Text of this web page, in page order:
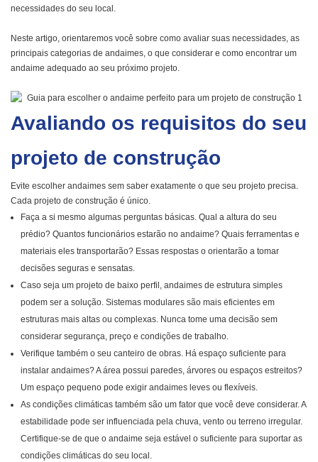
necessidades do seu local.
Neste artigo, orientaremos você sobre como avaliar suas necessidades, as
principais categorias de andaimes, o que considerar e como encontrar um
andaime adequado ao seu próximo projeto.
Avaliando os requisitos do seu
projeto de construção
Evite escolher andaimes sem saber exatamente o que seu projeto precisa.
Cada projeto de construção é único.
Faça a si mesmo algumas perguntas básicas. Qual a altura do seu
prédio? Quantos funcionários estarão no andaime? Quais ferramentas e
materiais eles transportarão? Essas respostas o orientarão a tomar
decisões seguras e sensatas.
Caso seja um projeto de baixo perfil, andaimes de estrutura simples
podem ser a solução. Sistemas modulares são mais eficientes em
estruturas mais altas ou complexas. Nunca tome uma decisão sem
considerar segurança, preço e condições de trabalho.
Verifique também o seu canteiro de obras. Há espaço suficiente para
instalar andaimes? A área possui paredes, árvores ou espaços estreitos?
Um espaço pequeno pode exigir andaimes leves ou flexíveis.
As condições climáticas também são um fator que você deve considerar. A
estabilidade pode ser influenciada pela chuva, vento ou terreno irregular.
Certifique-se de que o andaime seja estável o suficiente para suportar as
condições climáticas do seu local.